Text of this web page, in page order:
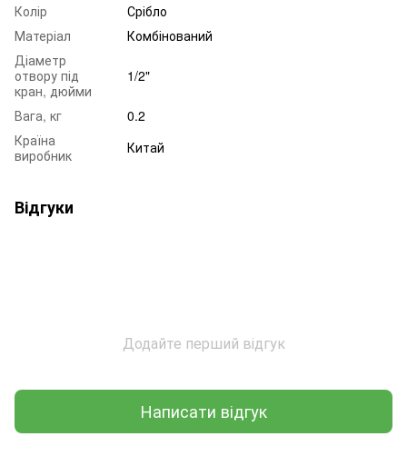
Колір
Срібло
Матеріал
Комбінований
Діаметр
отвору під
кран, дюйми
1/2"
Вага, кг
0.2
Країна
виробник
Китай
Відгуки
Додайте перший відгук
Написати відгук